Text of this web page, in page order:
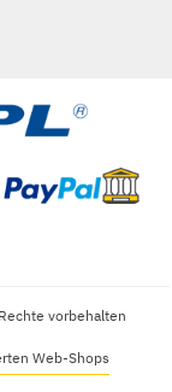
vorbehalten
Web-Shops